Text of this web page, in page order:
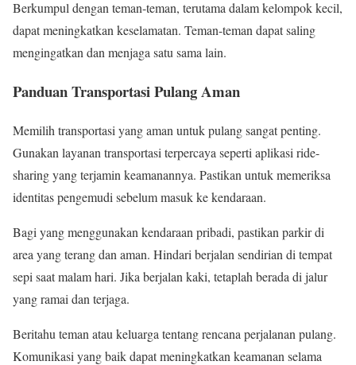
Berkumpul dengan teman-teman, terutama dalam kelompok kecil,
dapat meningkatkan keselamatan. Teman-teman dapat saling
mengingatkan dan menjaga satu sama lain.
Panduan Transportasi Pulang Aman
Memilih transportasi yang aman untuk pulang sangat penting.
Gunakan layanan transportasi terpercaya seperti aplikasi ride-
sharing yang terjamin keamanannya. Pastikan untuk memeriksa
identitas pengemudi sebelum masuk ke kendaraan.
Bagi yang menggunakan kendaraan pribadi, pastikan parkir di
area yang terang dan aman. Hindari berjalan sendirian di tempat
sepi saat malam hari. Jika berjalan kaki, tetaplah berada di jalur
yang ramai dan terjaga.
Beritahu teman atau keluarga tentang rencana perjalanan pulang.
Komunikasi yang baik dapat meningkatkan keamanan selama